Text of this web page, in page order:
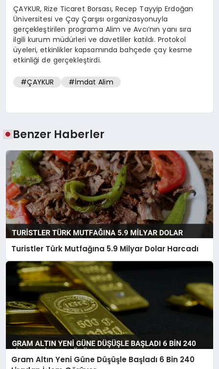
ÇAYKUR, Rize Ticaret Borsası, Recep Tayyip Erdoğan
Üniversitesi ve Çay Çarşısı organizasyonuyla
gerçekleştirilen programa Alim ve Avcı’nın yanı sıra
ilgili kurum müdürleri ve davetliler katıldı. Protokol
üyeleri, etkinlikler kapsamında bahçede çay kesme
etkinliği de gerçekleştirdi.
#ÇAYKUR #İmdat Alim
Benzer Haberler
Turistler Türk Mutfağına 5.9 Milyar Dolar Harcadı
Gram Altın Yeni Güne Düşüşle Başladı 6 Bin 240